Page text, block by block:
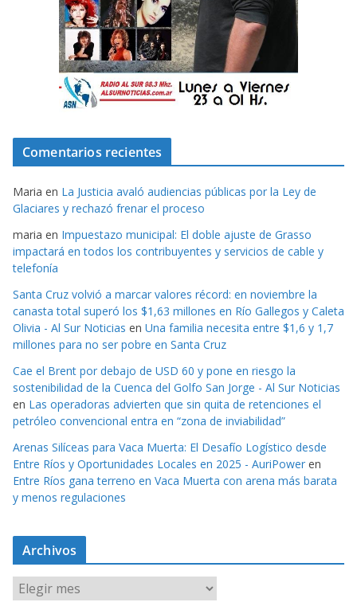
Comentarios recientes
Maria en La Justicia avaló audiencias públicas por la Ley de
Glaciares y rechazó frenar el proceso
maria en Impuestazo municipal: El doble ajuste de Grasso
impactará en todos los contribuyentes y servicios de cable y
telefonía
Santa Cruz volvió a marcar valores récord: en noviembre la
canasta total superó los $1,63 millones en Río Gallegos y Caleta
Olivia - Al Sur Noticias en Una familia necesita entre $1,6 y 1,7
millones para no ser pobre en Santa Cruz
Cae el Brent por debajo de USD 60 y pone en riesgo la
sostenibilidad de la Cuenca del Golfo San Jorge - Al Sur Noticias
en Las operadoras advierten que sin quita de retenciones el
petróleo convencional entra en “zona de inviabilidad”
Arenas Silíceas para Vaca Muerta: El Desafío Logístico desde
Entre Ríos y Oportunidades Locales en 2025 - AuriPower en
Entre Ríos gana terreno en Vaca Muerta con arena más barata
y menos regulaciones
Archivos